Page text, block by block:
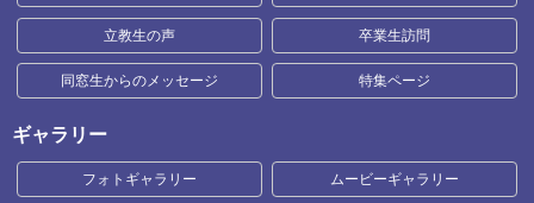
立教生の声 卒業生訪問
同窓生からのメッセージ 特集ページ
ギャラリー
フォトギャラリー ムービーギャラリー